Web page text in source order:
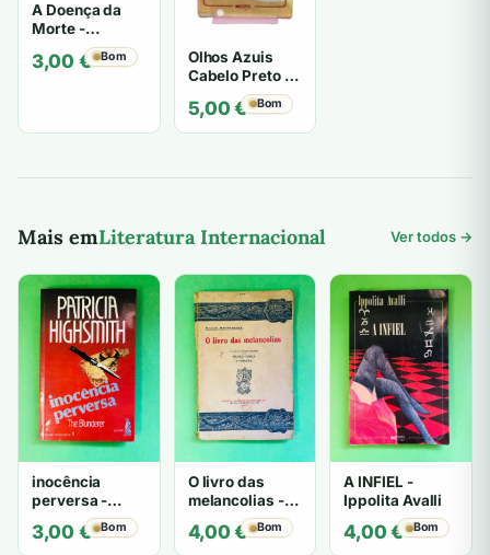
A Doença da
Morte -
Marguerite
Duras
3,00 € Bom
Olhos Azuis
Cabelo Preto -
Marguerite
Duras
5,00€ Bom
Mais emLiteratura Internacional Ver todos →
inocência
perversa -
PATRICIA
HIGHSMITH
3,00 € Bom
O livro das
melancolias -
Mantegazza
4,00€ Bom
A INFIEL -
Ippolita Avalli
4,00€ Bom